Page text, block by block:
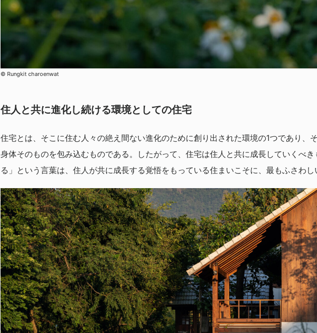
©︎ Rungkit charoenwat
住人と共に進化し続ける環境としての住宅
住宅とは、そこに住む人々の絶え間ない進化のために創り出された環境の1つであり、
身体そのものを包み込むものである。したがって、住宅は住人と共に成長していくべ
る」という言葉は、住人が共に成長する覚悟をもっている住まいこそに、最もふさわし